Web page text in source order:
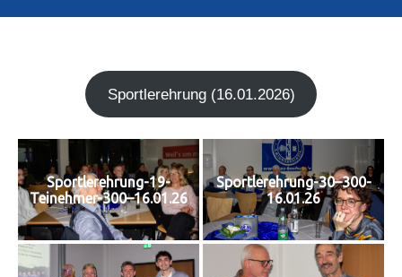
Sport­ler­eh­rung (16.01.2026)
Sportlerehrung-19-
Teinehmer-300–16.01.26
Sportlerehrung-30–300-
16.01.26